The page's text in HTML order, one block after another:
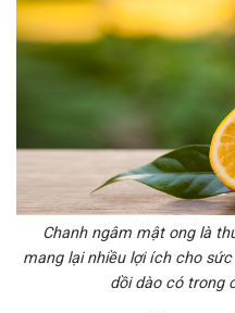
Chanh ngâm mật ong là
mang lại nhiều lợi ích cho
dồi dào có trong